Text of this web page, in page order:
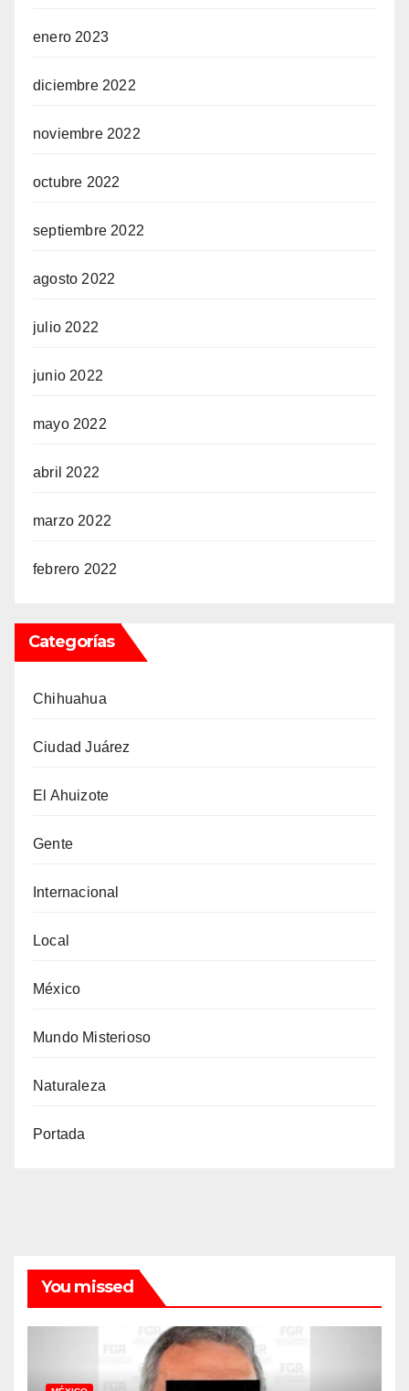
enero 2023
diciembre 2022
noviembre 2022
octubre 2022
septiembre 2022
agosto 2022
julio 2022
junio 2022
mayo 2022
abril 2022
marzo 2022
febrero 2022
Categorías
Chihuahua
Ciudad Juárez
El Ahuizote
Gente
Internacional
Local
México
Mundo Misterioso
Naturaleza
Portada
You missed